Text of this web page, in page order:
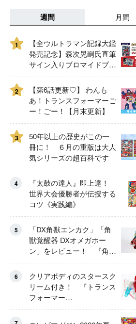
週間 月間
1
【全ウルトラマン記録大鑑
発売記念】森次晃嗣氏直筆
サイン入りブロマイドプレ
ゼントキャンペーン開催！
2
【第6話更新♡】 わんも
あ！トランスフォーマーご
ー！ごー！【月末更新】
3
50年以上の歴史がこの一
冊に！ ６月の重版は大人
気シリーズの超百科です
4
『太鼓の達人』即上達！
世界大会優勝者が伝授する
コツ《実践編》
5
「DX角獣エンカク」「角
獣覚醒器 DXオメガホー
ン」をレビュー！ 『角醒
ハンター オメガホーン』
の玩具展開がスタート！
6
クリアボディのスタースク
リーム付き！ 『トランス
フォーマー
FANBOOK2026』2026年